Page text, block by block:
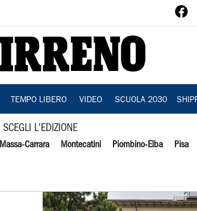
TEMPO LIBERO VIDEO SCUOLA 2030
SCEGLI L'EDIZIONE
Massa-Carrara Montecatini Piombino-Elba Pisa